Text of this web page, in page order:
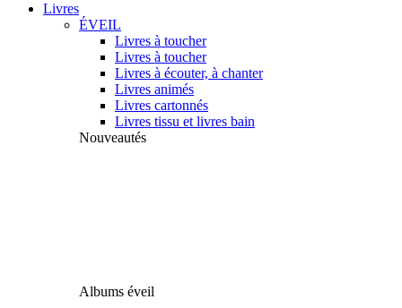
Livres
ÉVEIL
Livres à toucher
Livres à toucher
Livres à écouter, à chanter
Livres animés
Livres cartonnés
Livres tissu et livres bain
Nouveautés
Albums éveil